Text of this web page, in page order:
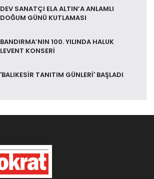
DEV SANATÇI ELA ALTIN’A ANLAMLI
DOĞUM GÜNÜ KUTLAMASI
BANDIRMA’NIN 100. YILINDA HALUK
LEVENT KONSERİ
'BALIKESİR TANITIM GÜNLERİ' BAŞLADI